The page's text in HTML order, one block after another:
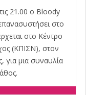
21.00 ο Bloody
στο
στο Κέντρο
(ΚΠΙΣΝ), στον
μια συναυλία